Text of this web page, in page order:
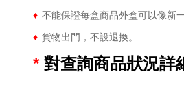
♦ 不能保證每盒商品外盒可以像新
♦ 貨物出門，不設退換。
* 對查詢商品狀況詳